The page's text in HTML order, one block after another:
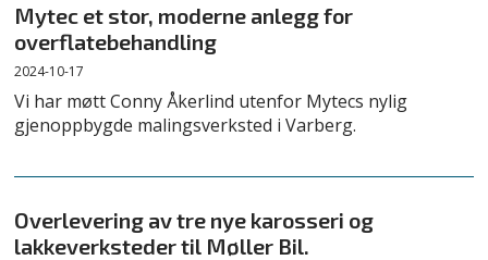
Mytec et stor, moderne anlegg for
overflatebehandling
2024-10-17
Vi har møtt Conny Åkerlind utenfor Mytecs nylig
gjenoppbygde malingsverksted i Varberg.
Overlevering av tre nye karosseri og
lakkeverksteder til Møller Bil.